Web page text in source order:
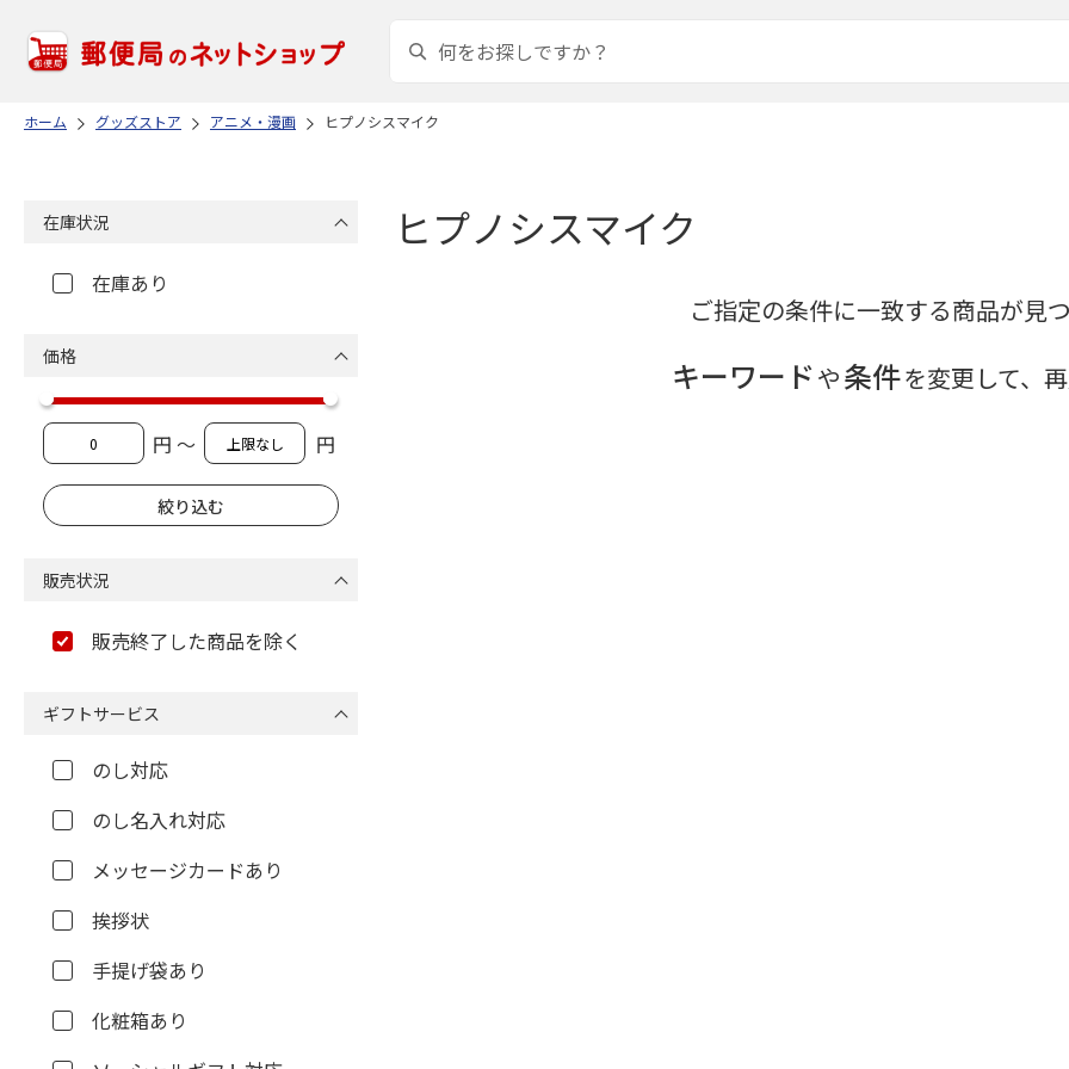
ホーム グッズストア アニメ・漫画 ヒプノシスマイク
ヒプノシスマイク
ご指定の条件に一致する商品が見
キーワードや条件を変更して、
在庫状況
在庫あり
価格
円 ～ 円
販売状況
販売終了した商品を除く
ギフトサービス
のし対応
のし名入れ対応
メッセージカードあり
挨拶状
手提げ袋あり
化粧箱あり